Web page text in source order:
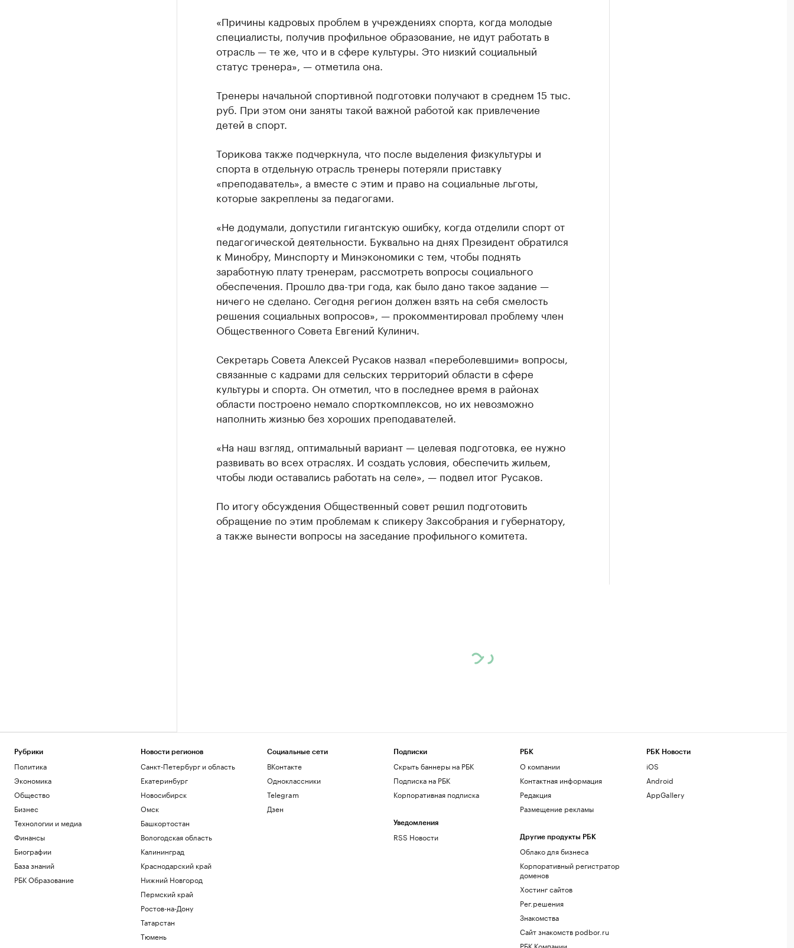
«Причины кадровых проблем в учреждениях спорта, когда молодые
специалисты, получив профильное образование, не идут работать в
отрасль — те же, что и в сфере культуры. Это низкий социальный
статус тренера», — отметила она.
Тренеры начальной спортивной подготовки получают в среднем 15 тыс.
руб. При этом они заняты такой важной работой как привлечение
детей в спорт.
Торикова также подчеркнула, что после выделения физкультуры и
спорта в отдельную отрасль тренеры потеряли приставку
«преподаватель», а вместе с этим и право на социальные льготы,
которые закреплены за педагогами.
«Не додумали, допустили гигантскую ошибку, когда отделили спорт от
педагогической деятельности. Буквально на днях Президент обратился
к Минобру, Минспорту и Минэкономики с тем, чтобы поднять
заработную плату тренерам, рассмотреть вопросы социального
обеспечения. Прошло два-три года, как было дано такое задание —
ничего не сделано. Сегодня регион должен взять на себя смелость
решения социальных вопросов», — прокомментировал проблему член
Общественного Совета Евгений Кулинич.
Секретарь Совета Алексей Русаков назвал «переболевшими» вопросы,
связанные с кадрами для сельских территорий области в сфере
культуры и спорта. Он отметил, что в последнее время в районах
области построено немало спорткомплексов, но их невозможно
наполнить жизнью без хороших преподавателей.
«На наш взгляд, оптимальный вариант — целевая подготовка, ее нужно
развивать во всех отраслях. И создать условия, обеспечить жильем,
чтобы люди оставались работать на селе», — подвел итог Русаков.
По итогу обсуждения Общественный совет решил подготовить
обращение по этим проблемам к спикеру Заксобрания и губернатору,
а также вынести вопросы на заседание профильного комитета.
Рубрики
Политика
Экономика
Общество
Бизнес
Технологии и медиа
Финансы
Биографии
База знаний
РБК Образование
Новости регионов
Санкт-Петербург и область
Екатеринбург
Новосибирск
Омск
Башкортостан
Вологодская область
Калининград
Краснодарский край
Нижний Новгород
Пермский край
Ростов-на-Дону
Татарстан
Тюмень
Социальные сети
ВКонтакте
Одноклассники
Telegram
Дзен
Подписки
Скрыть баннеры на РБК
Подписка на РБК
Корпоративная подписка
Уведомления
RSS Новости
РБК
О компании
Контактная информация
Редакция
Размещение рекламы
Другие продукты РБК
Облако для бизнеса
Корпоративный регистратор
доменов
Хостинг сайтов
Рег.решения
Знакомства
Сайт знакомств podbor.ru
РБК Компании
РБК Новости
iOS
Android
AppGallery